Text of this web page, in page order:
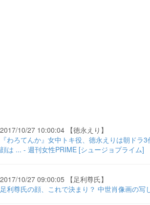
2017/10/27 10:00:04 【徳永えり】
『わろてんか』女中トキ役、徳永えりは朝ドラ
顔は ... - 週刊女性PRIME [シュージョプライム]
2017/10/27 09:00:05 【足利尊氏】
足利尊氏の顔、これで決まり？ 中世肖像画の写